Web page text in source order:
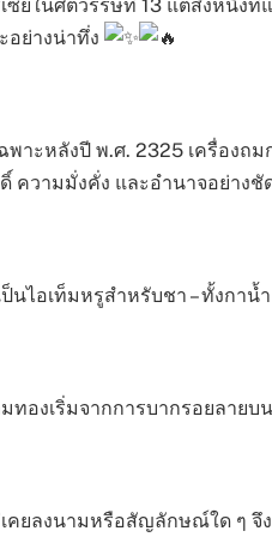
ซียในศตวรรษที่ 13 แต่สิ่งหนึ่
อย่างน่าทึ่ง
พาะหลังปี พ.ศ. 2325 เครื่อง
ความมั่งคั่ง และอำนาจอย่างชั
ป็นไอเท็มหรูสำหรับชา – ทั้งก
ทองเริ่มจากการบากรอยลาย
คยลงนามหรือสัญลักษณ์ใด ๆ จึ